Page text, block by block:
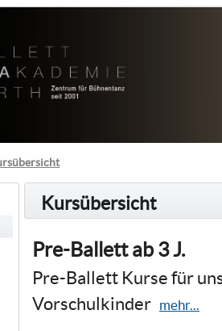
Kursübersicht
Pre-Ballett ab 3 J.
Pre-Ballett Kurse für
Vorschulkinder mehr...